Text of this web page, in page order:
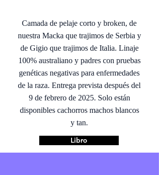
Camada de pelaje corto y broken, de
nuestra Macka que trajimos de Serbia y
de Gigio que trajimos de Italia. Linaje
100% australiano y padres con pruebas
genéticas negativas para enfermedades
de la raza. Entrega prevista después del
9 de febrero de 2025. Solo están
disponibles cachorros machos blancos
y tan.
Libro